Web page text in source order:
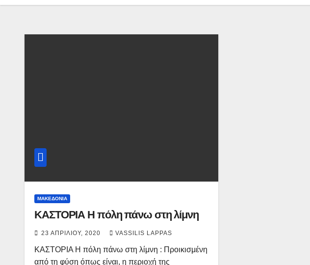
ΜΑΚΕΔΟΝΙΑ
ΚΑΣΤΟΡΙΑ Η πόλη πάνω στη λίμνη
23 ΑΠΡΙΛΊΟΥ, 2020 VASSILIS LAPPAS
ΚΑΣΤΟΡΙΑ Η πόλη πάνω στη λίμνη : Προικισμένη
από τη φύση όπως είναι, η περιοχή της